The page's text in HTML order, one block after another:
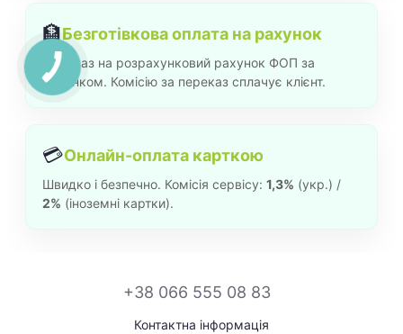
🏦Безготівкова оплата на рахунок
Переказ на розрахунковий рахунок ФОП за
рахунком. Комісію за переказ сплачує клієнт.
💳Онлайн-оплата карткою
Швидко і безпечно. Комісія сервісу: 1,3% (укр.) /
2% (іноземні картки).
+38 066 555 08 83
Контактна інформація